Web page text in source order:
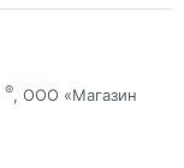
®, ООО «Магазин